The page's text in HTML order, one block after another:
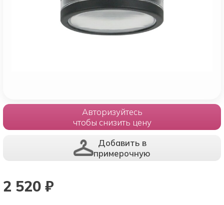
Авторизуйтесь
чтобы снизить цену
Добавить в
примерочную
2 520 ₽